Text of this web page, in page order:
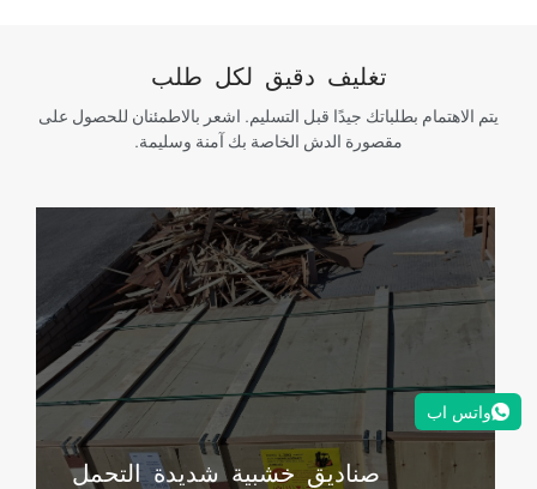
تغليف دقيق لكل طلب
يتم الاهتمام بطلباتك جيدًا قبل التسليم. اشعر بالاطمئنان للحصول على
مقصورة الدش الخاصة بك آمنة وسليمة.
صناديق خشبية شديدة التحمل
واتس اب